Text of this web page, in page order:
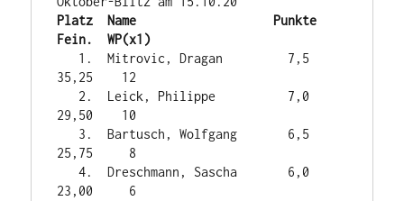
Platz  Name                   Punkte
Fein.  WP(x1)
35,25    12
29,50    10
25,75     8
   4.  Dreschmann, Sascha       6,0
23,00     6